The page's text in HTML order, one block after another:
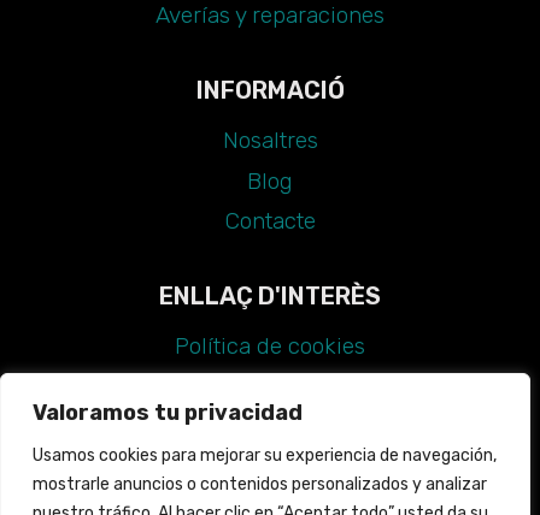
Valoramos tu privacidad
Usamos cookies para mejorar su experiencia de navegación,
mostrarle anuncios o contenidos personalizados y analizar
Averías y reparaciones
INFORMACIÓ
Nosaltres
Blog
Contacte
ENLLAÇ D'INTERÈS
Política de cookies
Política de privadesa
Declaració d'accessibilitat
Guia d'estil